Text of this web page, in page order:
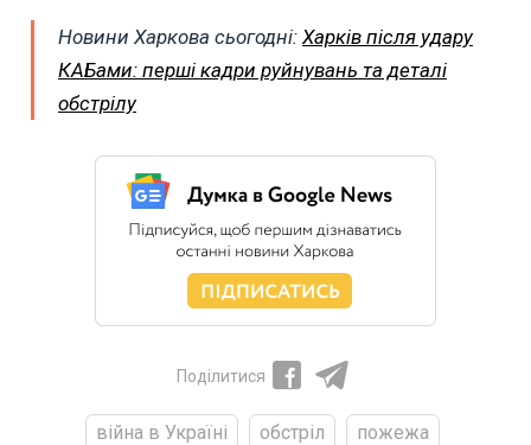
Новини Харкова сьогодні: Харків після удару
КАБами: перші кадри руйнувань та деталі
обстрілу
Поділитися
війна в Україні обстріл
пожежа